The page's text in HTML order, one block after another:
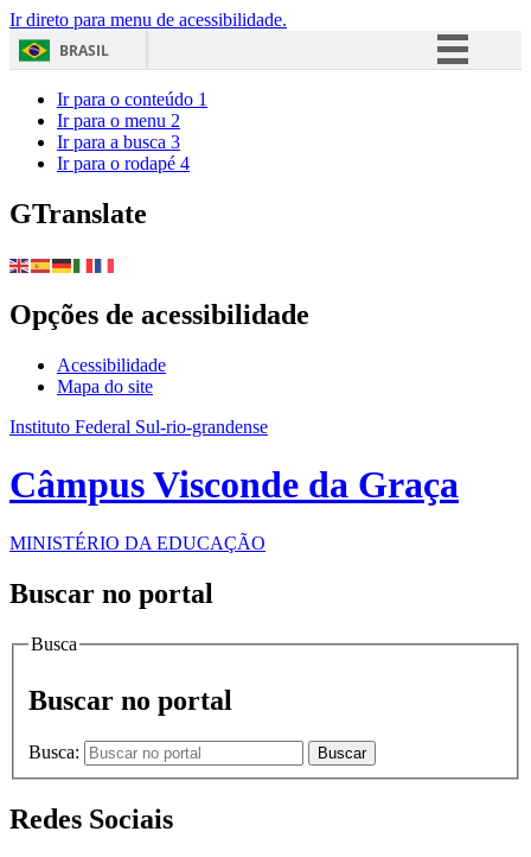
Ir direto para menu de acessibilidade.
BRASIL
Ir para o conteúdo 1
Ir para o menu 2
Ir para a busca 3
Ir para o rodapé 4
GTranslate
Opções de acessibilidade
Acessibilidade
Mapa do site
Instituto Federal Sul-rio-grandense
Câmpus Visconde da Graça
MINISTÉRIO DA EDUCAÇÃO
Buscar no portal
Busca
Buscar no portal
Busca: Buscar
Redes Sociais